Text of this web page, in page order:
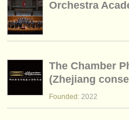
musicalchairs:
a propos de
rss feeds
actualités musique
Orchestra
The Chamber
(Zhejiang
Founded: 2022